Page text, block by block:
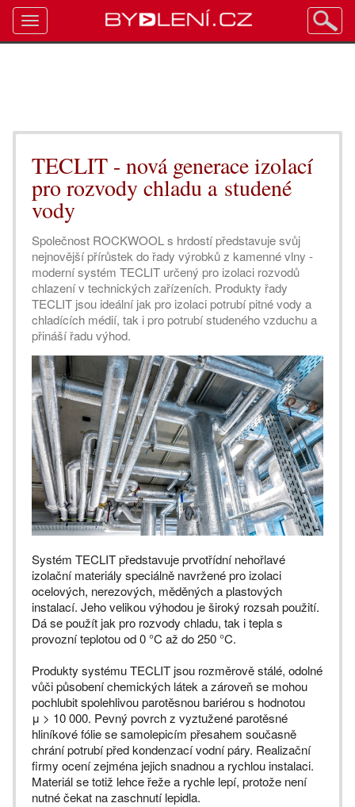
TECLIT - nová generace izolací
pro rozvody chladu a studené
vody
Společnost ROCKWOOL s hrdostí představuje svůj
nejnovější přírůstek do řady výrobků z kamenné vlny -
moderní systém TECLIT určený pro izolaci rozvodů
chlazení v technických zařízeních. Produkty řady
TECLIT jsou ideální jak pro izolaci potrubí pitné vody a
chladících médií, tak i pro potrubí studeného vzduchu a
přináší řadu výhod.
Systém TECLIT představuje prvotřídní nehořlavé
izolační materiály speciálně navržené pro izolaci
ocelových, nerezových, měděných a plastových
instalací. Jeho velikou výhodou je široký rozsah použití.
Dá se použít jak pro rozvody chladu, tak i tepla s
provozní teplotou od 0 °C až do 250 °C.
Produkty systému TECLIT jsou rozměrově stálé, odolné
vůči působení chemických látek a zároveň se mohou
pochlubit spolehlivou parotěsnou bariérou s hodnotou
μ > 10 000. Pevný povrch z vyztužené parotěsné
hliníkové fólie se samolepicím přesahem současně
chrání potrubí před kondenzací vodní páry. Realizační
firmy ocení zejména jejich snadnou a rychlou instalaci.
Materiál se totiž lehce řeže a rychle lepí, protože není
nutné čekat na zaschnutí lepidla.
Toggle
navigation